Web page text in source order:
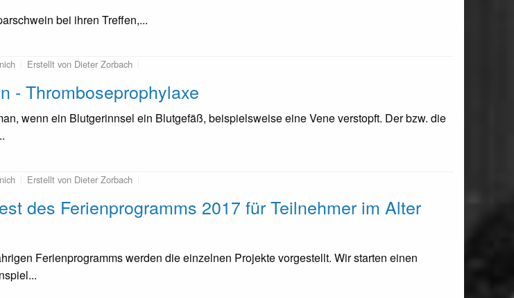
bei ihren Treffen,...
Erstellt von Dieter Zorbach
- Thromboseprophylaxe
wenn ein Blutgerinnsel ein Blutgefäß, beispielsweise eine Vene verstopft. Der bzw. die
Erstellt von Dieter Zorbach
des Ferienprogramms 2017 für Teilnehmer im Alter
Ferienprogramms werden die einzelnen Projekte vorgestellt. Wir starten einen